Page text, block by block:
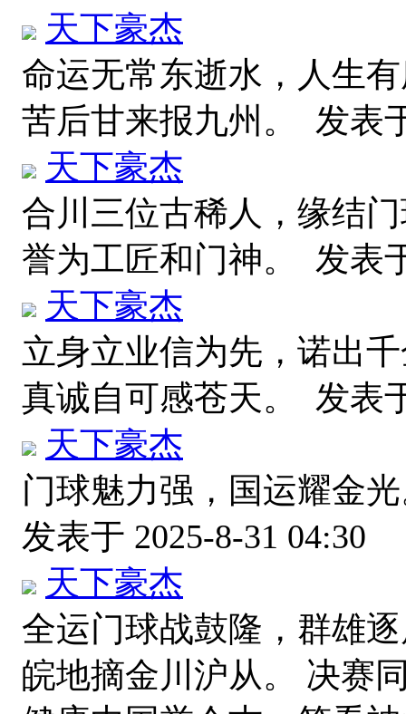
天下豪杰
命运无常东逝水，人生
苦后甘来报九州。 发表
天下豪杰
合川三位古稀人，缘结
誉为工匠和门神。 发表
天下豪杰
立身立业信为先，诺出
真诚自可感苍天。 发表
天下豪杰
门球魅力强，国运耀金
发表于 2025-8-31 04:30
天下豪杰
全运门球战鼓隆，群雄
皖地摘金川沪从。 决赛